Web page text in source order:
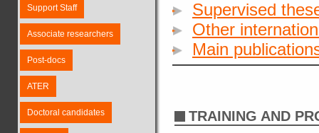
Support Staff
Associate researchers
Post-docs
ATER
Doctoral candidates
Supervised
Other
Main
TRAINING AND